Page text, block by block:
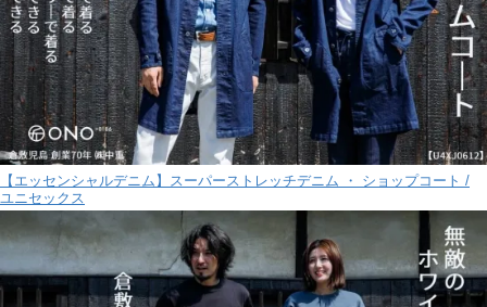
【エッセンシャルデニム】スーパーストレッチデニム ・ ショップコート /
ユニセックス